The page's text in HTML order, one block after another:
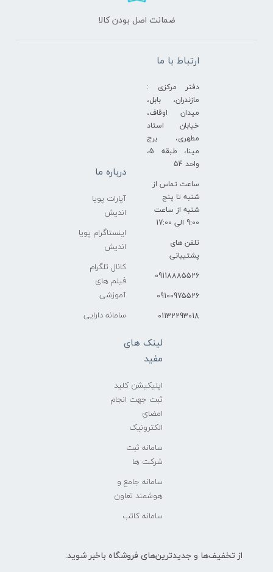
ﺿﻤﺎﻧﺖ اﺻﻞ ﺑﻮدن ﮐﺎﻟﺎ
ارتباط با ما
دفتر مرکزی :
مازندران، بابل،
میدان اوقاف،
خیابان استاد
مطهری، برج
مینا، طبقه 5،
واحد 54
ساعت تماس از
شنبه تا پنج
شنبه از ساعت
9:00 الی 17:00
تلفن های
پشتیبانی
09118885526
09100975526
01132293018
درباره ما
آپارات پویا
اندیش
اینستاگرام پویا
اندیش
کانال تلگرام
فیلم های
آموزشی
سامانه دارایی
لینک های
مفید
اپلیکیشن کلید
ثبت جهت انجام
امضای
الکترونیک
سامانه ثبت
شرکت ها
سامانه جامع و
هوشمند تعاون
سامانه کاتب
از تخفیف‌ها و جدیدترین‌های فروشگاه باخبر شوید: